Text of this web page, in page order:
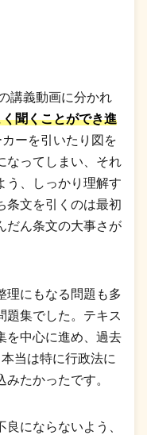
講義動画に分かれ
聞くことができ進
ーを引いたり図を
なってしまい、それ
う、しっかり理解す
条文を引くのは最初
だん条文の大事さが
理にもなる問題も多
題集でした。テキス
を中心に進め、過去
当は特に行政法に
たかったです。
にならないよう、